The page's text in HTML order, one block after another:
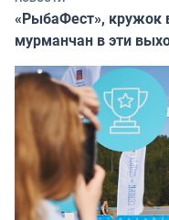
«РыбаФест», кружок
мурманчан в эти